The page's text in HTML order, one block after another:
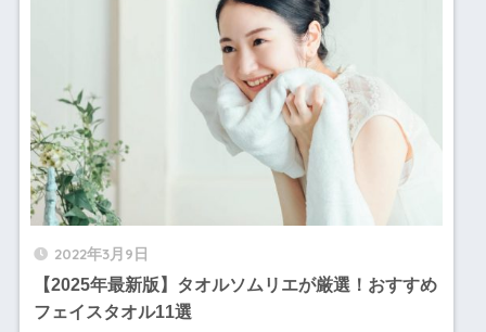
2022年3月9日
【2025年最新版】タオルソムリエが厳選！おすすめ
フェイスタオル11選